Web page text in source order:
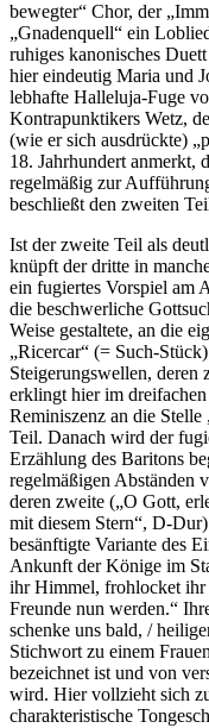
bewegter“ Chor, der
„Gnadenquell“ ein
ruhiges kanonisches
hier eindeutig Maria und
lebhafte Halleluja-Fuge
Kontrapunktikers Wetz,
(wie er sich ausdrückte)
18. Jahrhundert anmerkt,
regelmäßig zur
beschließt den zweiten
Ist der zweite Teil als
knüpft der dritte in
ein fugiertes Vorspiel am
die beschwerliche
Weise gestaltete, an die
„Ricercar“ (= Such-
Steigerungswellen, deren
erklingt hier im
Reminiszenz an die Stelle
Teil. Danach wird der
Erzählung des Baritons
regelmäßigen Abständen
deren zweite („O Gott,
mit diesem Stern“, D-
besänftigte Variante des
Ankunft der Könige im
ihr Himmel, frohlocket ihr
Freunde nun werden.“
schenke uns bald, /
Stichwort zu einem
bezeichnet ist und von
wird. Hier vollzieht sich
charakteristische